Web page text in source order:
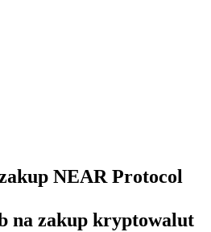
NEAR Protocol
na zakup kryptowalut